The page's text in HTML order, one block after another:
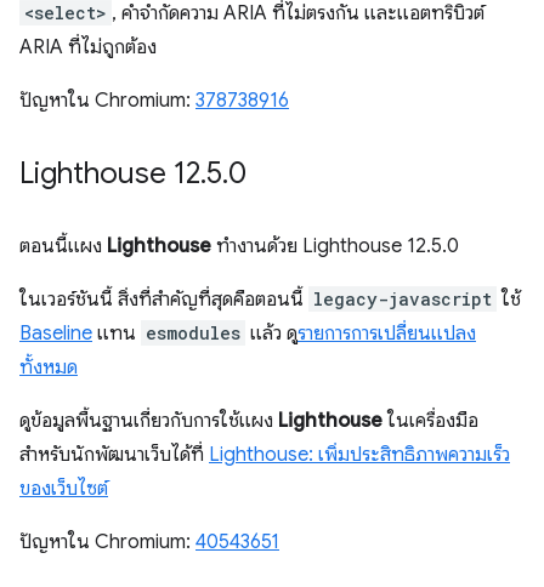
<select> , คำจำกัดความ ARIA ที่ไม่ตรงกัน และแอตทริบิวต์
ARIA ที่ไม่ถูกต้อง
ปัญหาใน Chromium: 378738916
Lighthouse 12.5.0
ตอนนี้แผง Lighthouse ทำงานด้วย Lighthouse 12.5.0
ในเวอร์ชันนี้ สิ่งที่สำคัญที่สุดคือตอนนี้ legacy-javascript ใช้
Baseline แทน esmodules แล้ว ดูรายการการเปลี่ยนแปลง
ทั้งหมด
ดูข้อมูลพื้นฐานเกี่ยวกับการใช้แผง Lighthouse ในเครื่องมือ
สำหรับนักพัฒนาเว็บได้ที่ Lighthouse: เพิ่มประสิทธิภาพความเร็ว
ของเว็บไซต์
ปัญหาใน Chromium: 40543651